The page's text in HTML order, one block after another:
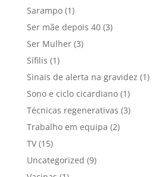
Sarampo(1)
Ser mãe depois 40(3)
Ser Mulher(3)
Sífilis (1)
Sinais de alerta na gravidez (1)
Sono e ciclo cicardiano(1)
Técnicas regenerativas (3)
Trabalho em equipa (2)
TV(15)
Uncategorized (9)